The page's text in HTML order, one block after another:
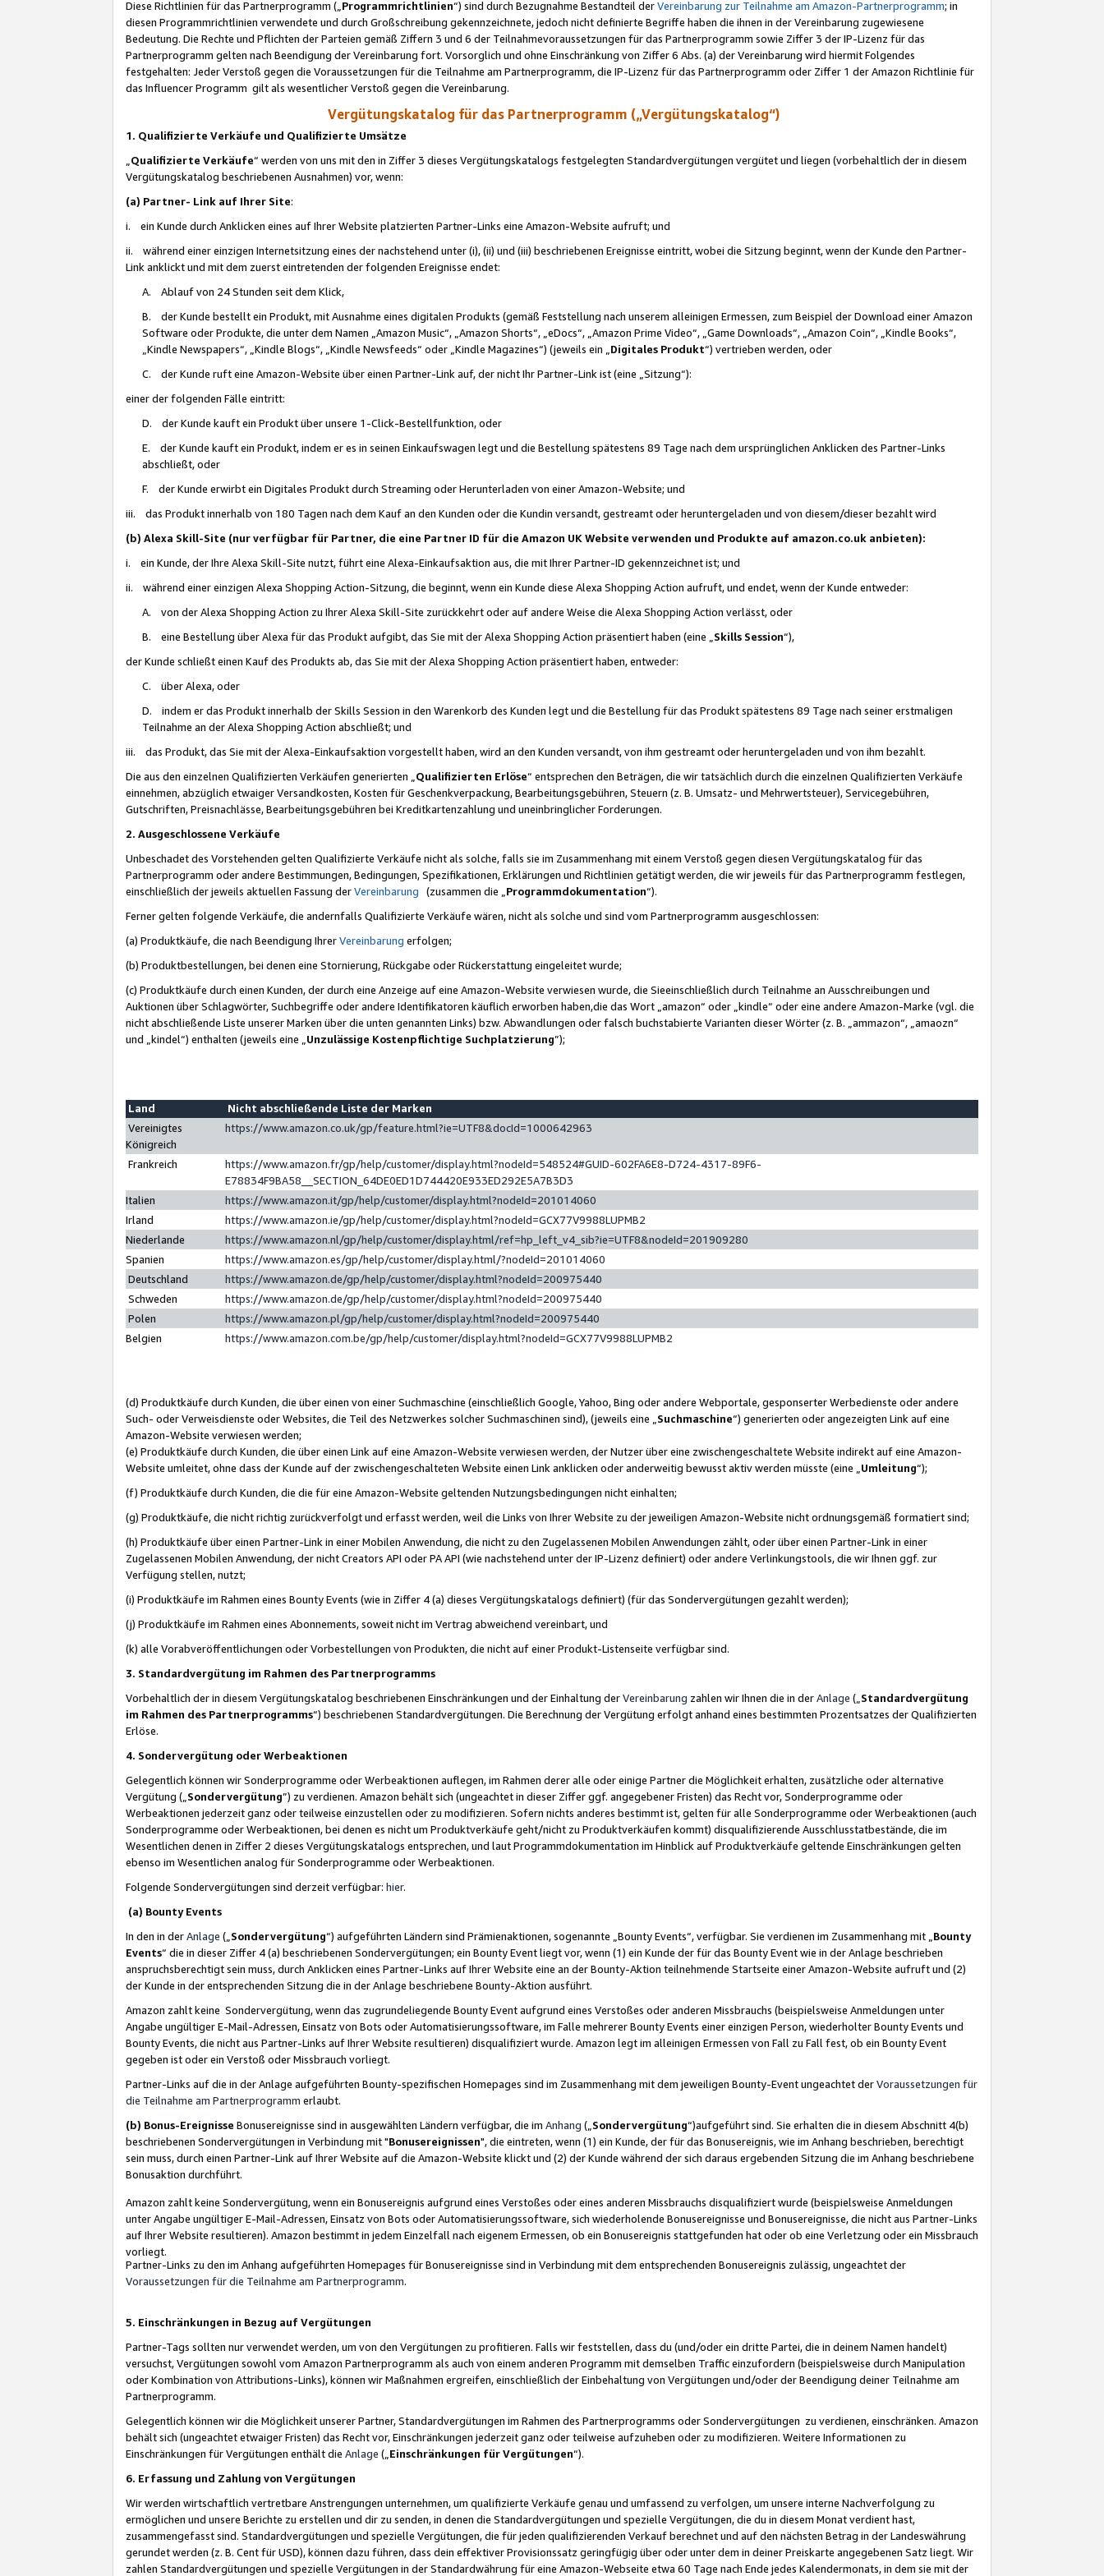
Diese Richtlinien für das Partnerprogramm („Programmrichtlinien“) sind durch Bezugnahme Bestandteil derVereinbarung zur Teilnahme am Amazon-Partnerprogramm; in
diesen Programmrichtlinien verwendete und durch Großschreibung gekennzeichnete, jedoch nicht definierte Begriffe haben die ihnen in der Vereinbarung zugewiesene
Bedeutung. Die Rechte und Pflichten der Parteien gemäß Ziffern 3 und 6 der Teilnahmevoraussetzungen für das Partnerprogramm sowie Ziffer 3 der IP-Lizenz für das
Partnerprogramm gelten nach Beendigung der Vereinbarung fort. Vorsorglich und ohne Einschränkung von Ziffer 6 Abs. (a) der Vereinbarung wird hiermit Folgendes
festgehalten: Jeder Verstoß gegen die Voraussetzungen für die Teilnahme am Partnerprogramm, die IP-Lizenz für das Partnerprogramm oder Ziffer 1 der Amazon Richtlinie für
das Influencer Programm gilt als wesentlicher Verstoß gegen die Vereinbarung.
Vergütungskatalog für das Partnerprogramm („Vergütungskatalog“)
1. Qualifizierte Verkäufe und Qualifizierte Umsätze
Qualifizierte Verkäufe“ werden von uns mit den in Ziffer 3 dieses Vergütungskatalogs festgelegten Standardvergütungen vergütet und liegen (vorbehaltlich der in diesem
Vergütungskatalog beschriebenen Ausnahmen) vor, wenn:
(a) Partner- Link auf Ihrer Site:
i. ein Kunde durch Anklicken eines auf Ihrer Website platzierten Partner-Links eine Amazon-Website aufruft; und
ii. während einer einzigen Internetsitzung eines der nachstehend unter (i), (ii) und (iii) beschriebenen Ereignisse eintritt, wobei die Sitzung beginnt, wenn der Kunde den Partner-
Link anklickt und mit dem zuerst eintretenden der folgenden Ereignisse endet:
A. Ablauf von 24 Stunden seit dem Klick,
B. der Kunde bestellt ein Produkt, mit Ausnahme eines digitalen Produkts (gemäß Feststellung nach unserem alleinigen Ermessen, zum Beispiel der Download einer Amazon
Software oder Produkte, die unter dem Namen „Amazon Music“, „Amazon Shorts“, „eDocs“, „Amazon Prime Video“, „Game Downloads“, „Amazon Coin“, „Kindle Books“,
„Kindle Newspapers“, „Kindle Blogs“, „Kindle Newsfeeds“ oder „Kindle Magazines“) (jeweils ein „ Digitales Produkt“) vertrieben werden, oder
C. der Kunde ruft eine Amazon-Website über einen Partner-Link auf, der nicht Ihr Partner-Link ist (eine „Sitzung“):
einer der folgenden Fälle eintritt:
D. der Kunde kauft ein Produkt über unsere 1-Click-Bestellfunktion, oder
E. der Kunde kauft ein Produkt, indem er es in seinen Einkaufswagen legt und die Bestellung spätestens 89 Tage nach dem ursprünglichen Anklicken des Partner-Links
abschließt, oder
F. der Kunde erwirbt ein Digitales Produkt durch Streaming oder Herunterladen von einer Amazon-Website; und
iii. das Produkt innerhalb von 180 Tagen nach dem Kauf an den Kunden oder die Kundin versandt, gestreamt oder heruntergeladen und von diesem/dieser bezahlt wird
(b) Alexa Skill-Site (nur verfügbar für Partner, die eine Partner ID für die Amazon UK Website verwenden und Produkte auf amazon.co.uk anbieten):
i. ein Kunde, der Ihre Alexa Skill-Site nutzt, führt eine Alexa-Einkaufsaktion aus, die mit Ihrer Partner-ID gekennzeichnet ist; und
ii. während einer einzigen Alexa Shopping Action-Sitzung, die beginnt, wenn ein Kunde diese Alexa Shopping Action aufruft, und endet, wenn der Kunde entweder:
A. von der Alexa Shopping Action zu Ihrer Alexa Skill-Site zurückkehrt oder auf andere Weise die Alexa Shopping Action verlässt, oder
B. eine Bestellung über Alexa für das Produkt aufgibt, das Sie mit der Alexa Shopping Action präsentiert haben (eine „ Skills Session“),
der Kunde schließt einen Kauf des Produkts ab, das Sie mit der Alexa Shopping Action präsentiert haben, entweder:
C. über Alexa, oder
D. indem er das Produkt innerhalb der Skills Session in den Warenkorb des Kunden legt und die Bestellung für das Produkt spätestens 89 Tage nach seiner erstmaligen
Teilnahme an der Alexa Shopping Action abschließt; und
iii. das Produkt, das Sie mit der Alexa-Einkaufsaktion vorgestellt haben, wird an den Kunden versandt, von ihm gestreamt oder heruntergeladen und von ihm bezahlt.
Die aus den einzelnen Qualifizierten Verkäufen generierten „ Qualifizierten Erlöse“ entsprechen den Beträgen, die wir tatsächlich durch die einzelnen Qualifizierten Verkäufe
einnehmen, abzüglich etwaiger Versandkosten, Kosten für Geschenkverpackung, Bearbeitungsgebühren, Steuern (z. B. Umsatz- und Mehrwertsteuer), Servicegebühren,
Gutschriften, Preisnachlässe, Bearbeitungsgebühren bei Kreditkartenzahlung und uneinbringlicher Forderungen.
2. Ausgeschlossene Verkäufe
Unbeschadet des Vorstehenden gelten Qualifizierte Verkäufe nicht als solche, falls sie im Zusammenhang mit einem Verstoß gegen diesen Vergütungskatalog für das
Partnerprogramm oder andere Bestimmungen, Bedingungen, Spezifikationen, Erklärungen und Richtlinien getätigt werden, die wir jeweils für das Partnerprogramm festlegen,
einschließlich der jeweils aktuellen Fassung derVereinbarung (zusammen die „ Programmdokumentation“).
Ferner gelten folgende Verkäufe, die andernfalls Qualifizierte Verkäufe wären, nicht als solche und sind vom Partnerprogramm ausgeschlossen:
(a) Produktkäufe, die nach Beendigung IhrerVereinbarung erfolgen;
(b) Produktbestellungen, bei denen eine Stornierung, Rückgabe oder Rückerstattung eingeleitet wurde;
(c) Produktkäufe durch einen Kunden, der durch eine Anzeige auf eine Amazon-Website verwiesen wurde, die Sieeinschließlich durch Teilnahme an Ausschreibungen und
Auktionen über Schlagwörter, Suchbegriffe oder andere Identifikatoren käuflich erworben haben,die das Wort „amazon“ oder „kindle“ oder eine andere Amazon-Marke (vgl. die
nicht abschließende Liste unserer Marken über die unten genannten Links) bzw. Abwandlungen oder falsch buchstabierte Varianten dieser Wörter (z. B. „ammazon“, „amaozn“
und „kindel“) enthalten (jeweils eine „ Unzulässige Kostenpflichtige Suchplatzierung”);
Land
Nicht abschließende Liste der Marken
Vereinigtes
Königreich
https://www.amazon.co.uk/gp/feature.html?ie=UTF8&docId=1000642963
Frankreich
https://www.amazon.fr/gp/help/customer/display.html?nodeId=548524#GUID-602FA6E8-D724-4317-89F6-
E78834F9BA58__SECTION_64DE0ED1D744420E933ED292E5A7B3D3
Italien
https://www.amazon.it/gp/help/customer/display.html?nodeId=201014060
Irland
https://www.amazon.ie/gp/help/customer/display.html?nodeId=GCX77V9988LUPMB2
Niederlande
https://www.amazon.nl/gp/help/customer/display.html/ref=hp_left_v4_sib?ie=UTF8&nodeId=201909280
Spanien
https://www.amazon.es/gp/help/customer/display.html/?nodeId=201014060
Deutschland
https://www.amazon.de/gp/help/customer/display.html?nodeId=200975440
Schweden
https://www.amazon.de/gp/help/customer/display.html?nodeId=200975440
Polen
https://www.amazon.pl/gp/help/customer/display.html?nodeId=200975440
Belgien
https://www.amazon.com.be/gp/help/customer/display.html?nodeId=GCX77V9988LUPMB2
(d) Produktkäufe durch Kunden, die über einen von einer Suchmaschine (einschließlich Google, Yahoo, Bing oder andere Webportale, gesponserter Werbedienste oder andere
Such- oder Verweisdienste oder Websites, die Teil des Netzwerkes solcher Suchmaschinen sind), (jeweils eine „ Suchmaschine“) generierten oder angezeigten Link auf eine
Amazon-Website verwiesen werden;
(e) Produktkäufe durch Kunden, die über einen Link auf eine Amazon-Website verwiesen werden, der Nutzer über eine zwischengeschaltete Website indirekt auf eine Amazon-
Website umleitet, ohne dass der Kunde auf der zwischengeschalteten Website einen Link anklicken oder anderweitig bewusst aktiv werden müsste (eine „ Umleitung“);
(f) Produktkäufe durch Kunden, die die für eine Amazon-Website geltenden Nutzungsbedingungen nicht einhalten;
(g) Produktkäufe, die nicht richtig zurückverfolgt und erfasst werden, weil die Links von Ihrer Website zu der jeweiligen Amazon-Website nicht ordnungsgemäß formatiert sind;
(h) Produktkäufe über einen Partner-Link in einer Mobilen Anwendung, die nicht zu den Zugelassenen Mobilen Anwendungen zählt, oder über einen Partner-Link in einer
Zugelassenen Mobilen Anwendung, der nicht Creators API oder PA API (wie nachstehend unter der IP-Lizenz definiert) oder andere Verlinkungstools, die wir Ihnen ggf. zur
Verfügung stellen, nutzt;
(i) Produktkäufe im Rahmen eines Bounty Events (wie in Ziffer 4 (a) dieses Vergütungskatalogs definiert) (für das Sondervergütungen gezahlt werden);
(j) Produktkäufe im Rahmen eines Abonnements, soweit nicht im Vertrag abweichend vereinbart, und
(k) alle Vorabveröffentlichungen oder Vorbestellungen von Produkten, die nicht auf einer Produkt-Listenseite verfügbar sind.
3. Standardvergütung im Rahmen des Partnerprogramms
Vorbehaltlich der in diesem Vergütungskatalog beschriebenen Einschränkungen und der Einhaltung derVereinbarung zahlen wir Ihnen die in derAnlage („ Standardvergütung
im Rahmen des Partnerprogramms“) beschriebenen Standardvergütungen. Die Berechnung der Vergütung erfolgt anhand eines bestimmten Prozentsatzes der Qualifizierten
Erlöse.
4. Sondervergütung oder Werbeaktionen
Gelegentlich können wir Sonderprogramme oder Werbeaktionen auflegen, im Rahmen derer alle oder einige Partner die Möglichkeit erhalten, zusätzliche oder alternative
Vergütung („ Sondervergütung”) zu verdienen. Amazon behält sich (ungeachtet in dieser Ziffer ggf. angegebener Fristen) das Recht vor, Sonderprogramme oder
Werbeaktionen jederzeit ganz oder teilweise einzustellen oder zu modifizieren. Sofern nichts anderes bestimmt ist, gelten für alle Sonderprogramme oder Werbeaktionen (auch
Sonderprogramme oder Werbeaktionen, bei denen es nicht um Produktverkäufe geht/nicht zu Produktverkäufen kommt) disqualifizierende Ausschlusstatbestände, die im
Wesentlichen denen in Ziffer 2 dieses Vergütungskatalogs entsprechen, und laut Programmdokumentation im Hinblick auf Produktverkäufe geltende Einschränkungen gelten
ebenso im Wesentlichen analog für Sonderprogramme oder Werbeaktionen.
Folgende Sondervergütungen sind derzeit verfügbar: hier.
(a) Bounty Events
In den in derAnlage („ Sondervergütung“) aufgeführten Ländern sind Prämienaktionen, sogenannte „Bounty Events“, verfügbar. Sie verdienen im Zusammenhang mit „ Bounty
Events“ die in dieser Ziffer 4 (a) beschriebenen Sondervergütungen; ein Bounty Event liegt vor, wenn (1) ein Kunde der für das Bounty Event wie in der Anlage beschrieben
anspruchsberechtigt sein muss, durch Anklicken eines Partner-Links auf Ihrer Website eine an der Bounty-Aktion teilnehmende Startseite einer Amazon-Website aufruft und (2)
der Kunde in der entsprechenden Sitzung die in der Anlage beschriebene Bounty-Aktion ausführt.
Amazon zahlt keine Sondervergütung, wenn das zugrundeliegende Bounty Event aufgrund eines Verstoßes oder anderen Missbrauchs (beispielsweise Anmeldungen unter
Angabe ungültiger E-Mail-Adressen, Einsatz von Bots oder Automatisierungssoftware, im Falle mehrerer Bounty Events einer einzigen Person, wiederholter Bounty Events und
Bounty Events, die nicht aus Partner-Links auf Ihrer Website resultieren) disqualifiziert wurde. Amazon legt im alleinigen Ermessen von Fall zu Fall fest, ob ein Bounty Event
gegeben ist oder ein Verstoß oder Missbrauch vorliegt.
Partner-Links auf die in der Anlage aufgeführten Bounty-spezifischen Homepages sind im Zusammenhang mit dem jeweiligen Bounty-Event ungeachtet derVoraussetzungen für
die Teilnahme am Partnerprogramm erlaubt.
(b) Bonus-Ereignisse Bonusereignisse sind in ausgewählten Ländern verfügbar, die im Anhang („ Sondervergütung“)aufgeführt sind. Sie erhalten die in diesem Abschnitt 4(b)
beschriebenen Sondervergütungen in Verbindung mit "Bonusereignissen", die eintreten, wenn (1) ein Kunde, der für das Bonusereignis, wie im Anhang beschrieben, berechtigt
sein muss, durch einen Partner-Link auf Ihrer Website auf die Amazon-Website klickt und (2) der Kunde während der sich daraus ergebenden Sitzung die im Anhang beschriebene
Bonusaktion durchführt.
Amazon zahlt keine Sondervergütung, wenn ein Bonusereignis aufgrund eines Verstoßes oder eines anderen Missbrauchs disqualifiziert wurde (beispielsweise Anmeldungen
unter Angabe ungültiger E-Mail-Adressen, Einsatz von Bots oder Automatisierungssoftware, sich wiederholende Bonusereignisse und Bonusereignisse, die nicht aus Partner-Links
auf Ihrer Website resultieren). Amazon bestimmt in jedem Einzelfall nach eigenem Ermessen, ob ein Bonusereignis stattgefunden hat oder ob eine Verletzung oder ein Missbrauch
vorliegt.
Partner-Links zu den im Anhang aufgeführten Homepages für Bonusereignisse sind in Verbindung mit dem entsprechenden Bonusereignis zulässig, ungeachtet der
Voraussetzungen für die Teilnahme am Partnerprogramm.
5. Einschränkungen in Bezug auf Vergütungen
Partner-Tags sollten nur verwendet werden, um von den Vergütungen zu profitieren. Falls wir feststellen, dass du (und/oder ein dritte Partei, die in deinem Namen handelt)
versuchst, Vergütungen sowohl vom Amazon Partnerprogramm als auch von einem anderen Programm mit demselben Traffic einzufordern (beispielsweise durch Manipulation
oder Kombination von Attributions-Links), können wir Maßnahmen ergreifen, einschließlich der Einbehaltung von Vergütungen und/oder der Beendigung deiner Teilnahme am
Partnerprogramm.
Gelegentlich können wir die Möglichkeit unserer Partner, Standardvergütungen im Rahmen des Partnerprogramms oder Sondervergütungen zu verdienen, einschränken. Amazon
behält sich (ungeachtet etwaiger Fristen) das Recht vor, Einschränkungen jederzeit ganz oder teilweise aufzuheben oder zu modifizieren. Weitere Informationen zu
Einschränkungen für Vergütungen enthält die Anlage („ Einschränkungen für Vergütungen“).
6. Erfassung und Zahlung von Vergütungen
Wir werden wirtschaftlich vertretbare Anstrengungen unternehmen, um qualifizierte Verkäufe genau und umfassend zu verfolgen, um unsere interne Nachverfolgung zu
ermöglichen und unsere Berichte zu erstellen und dir zu senden, in denen die Standardvergütungen und spezielle Vergütungen, die du in diesem Monat verdient hast,
zusammengefasst sind. Standardvergütungen und spezielle Vergütungen, die für jeden qualifizierenden Verkauf berechnet und auf den nächsten Betrag in der Landeswährung
gerundet werden (z. B. Cent für USD), können dazu führen, dass dein effektiver Provisionssatz geringfügig über oder unter dem in deiner Preiskarte angegebenen Satz liegt. Wir
zahlen Standardvergütungen und spezielle Vergütungen in der Standardwährung für eine Amazon-Webseite etwa 60 Tage nach Ende jedes Kalendermonats, in dem sie mit der